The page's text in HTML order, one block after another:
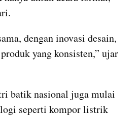
dengan inovasi desain,
yang konsisten,” ujar
batik nasional juga mulai
seperti kompor listrik